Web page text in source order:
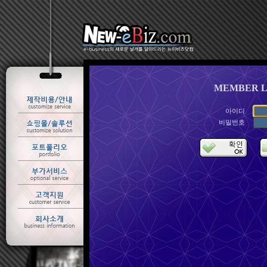
MEMBER
아이디
비밀번호